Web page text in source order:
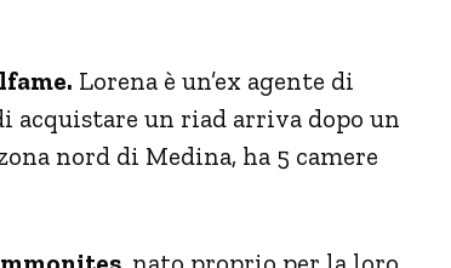
Lorena è un’ex agente di
acquistare un riad arriva dopo un
nord di Medina, ha 5 camere